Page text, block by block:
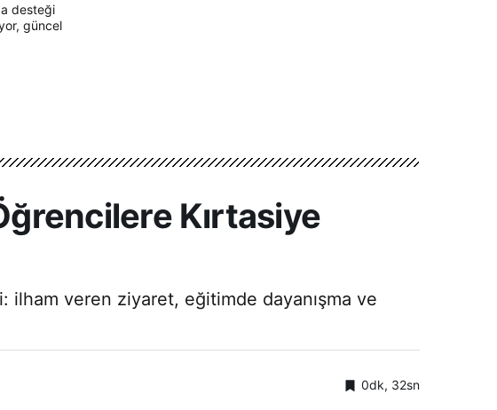
desteği
güncel
Kırtasiye
ilham veren ziyaret, eğitimde dayanışma ve
0dk, 32sn